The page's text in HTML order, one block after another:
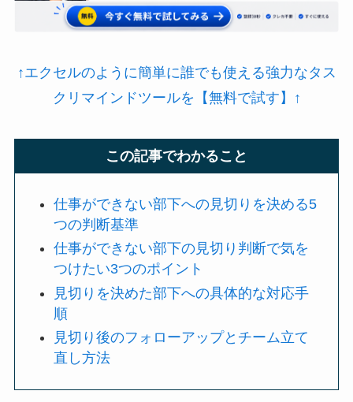
↑エクセルのように簡単に誰でも使える強力なタス
クリマインドツールを【無料で試す】↑
この記事でわかること
仕事ができない部下への見切りを決める5
つの判断基準
仕事ができない部下の見切り判断で気を
つけたい3つのポイント
見切りを決めた部下への具体的な対応手
順
見切り後のフォローアップとチーム立て
直し方法